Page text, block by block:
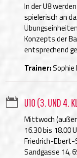
In der U8
spielerisch an
Konzepts der
entsprechend
Trainer:Sophie
 U10 (3. UND 4.
Mittwoch
16.30 bis 18.00
Friedrich-Ebert-
Sandgasse 14,